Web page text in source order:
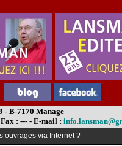
- B-7170 Manage
: --- - E-mail :
ouvrages via Internet ?